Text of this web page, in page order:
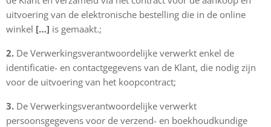
uitvoering van de elektronische bestelling die in de online
winkel […] is gemaakt.;
2. De Verwerkingsverantwoordelijke verwerkt enkel de
identificatie- en contactgegevens van de Klant, die nodig zijn
voor de uitvoering van het koopcontract;
3. De Verwerkingsverantwoordelijke verwerkt
persoonsgegevens voor de verzend- en boekhoudkundige